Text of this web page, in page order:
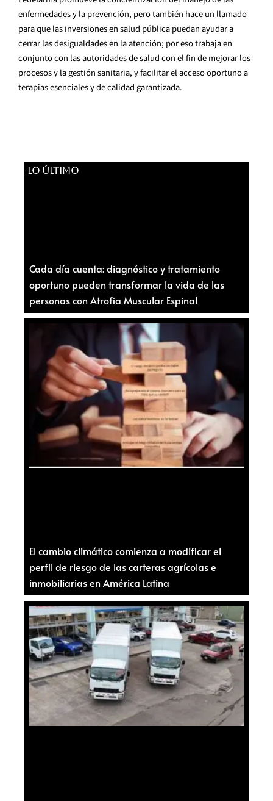
enfermedades y la prevención, pero también hace un llamado
para que las inversiones en salud pública puedan ayudar a
cerrar las desigualdades en la atención; por eso trabaja en
conjunto con las autoridades de salud con el fin de mejorar los
procesos y la gestión sanitaria, y facilitar el acceso oportuno a
terapias esenciales y de calidad garantizada.
LO ÚLTIMO
Cada día cuenta: diagnóstico y tratamiento
oportuno pueden transformar la vida de las
personas con Atrofia Muscular Espinal
El cambio climático comienza a modificar el
perfil de riesgo de las carteras agrícolas e
inmobiliarias en América Latina